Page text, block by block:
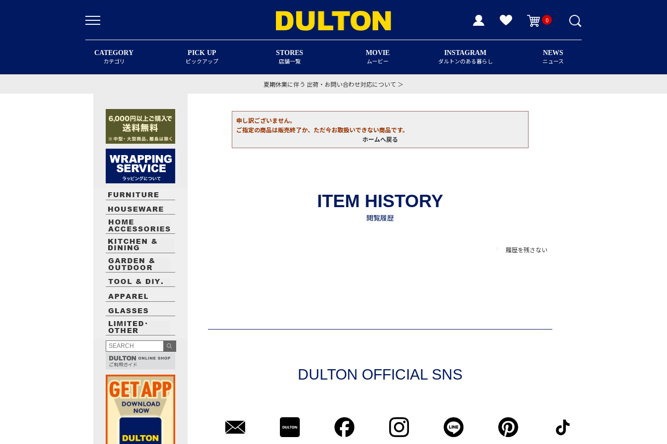
0
CATEGORY
カテゴリ
PICK UP
ピックアップ
STORES
店舗一覧
MOVIE
ムービー
INSTAGRAM
ダルトンのある暮らし
NEWS
ニュース
夏期休業に伴う 出荷・お問い合わせ対応について ＞
申し訳ございません。
ご指定の商品は販売終了か、ただ今お取扱いできない商品です。
ホームへ戻る
履歴を残さない
DULTON OFFICIAL SNS